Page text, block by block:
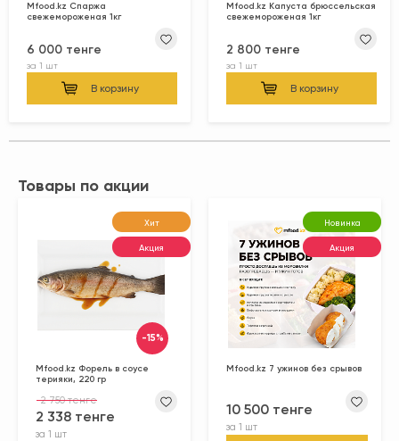
Mfood.kz Спаржа
свежемороженая 1кг
6 000 тенге
за 1 шт
В корзину
Mfood.kz Капуста брюссельская
свежемороженая 1кг
2 800 тенге
за 1 шт
В корзину
Товары по акции
Хит
Акция
-15%
Mfood.kz Форель в соусе
терияки, 220 гр
2 338 тенге
за 1 шт
2 750 тенге
Новинка
Акция
Mfood.kz 7 ужинов без срывов
10 500 тенге
за 1 шт